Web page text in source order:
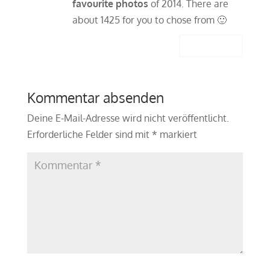
favourite photos of 2014. There are
about 1425 for you to chose from 🙂
Kommentar absenden
Deine E-Mail-Adresse wird nicht veröffentlicht.
Erforderliche Felder sind mit * markiert